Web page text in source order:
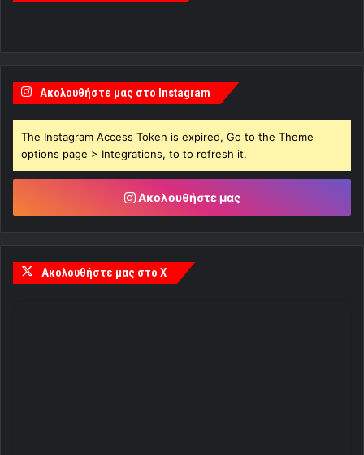
Ακολουθήστε μας στο Instagram
The Instagram Access Token is expired, Go to the Theme
options page > Integrations, to to refresh it.
Ακολουθήστε μας
Ακολουθήστε μας στο X